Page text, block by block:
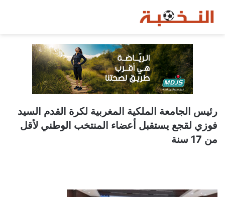
رئيس الجامعة الملكية المغربية لكرة القدم السيد
فوزي لقجع يستقبل أعضاء المنتخب الوطني لأقل
من 17 سنة